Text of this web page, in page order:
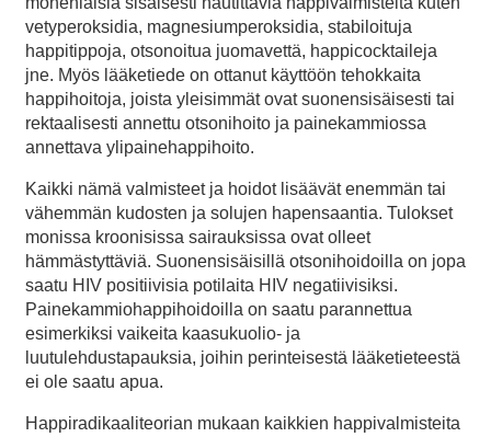
vetyperoksidia, magnesiumperoksidia, stabiloituja
happitippoja, otsonoitua juomavettä, happicocktaileja
jne. Myös lääketiede on ottanut käyttöön tehokkaita
happihoitoja, joista yleisimmät ovat suonensisäisesti tai
rektaalisesti annettu otsonihoito ja painekammiossa
annettava ylipainehappihoito.
Kaikki nämä valmisteet ja hoidot lisäävät enemmän tai
vähemmän kudosten ja solujen hapensaantia. Tulokset
monissa kroonisissa sairauksissa ovat olleet
hämmästyttäviä. Suonensisäisillä otsonihoidoilla on jopa
saatu HIV positiivisia potilaita HIV negatiivisiksi.
Painekammiohappihoidoilla on saatu parannettua
esimerkiksi vaikeita kaasukuolio- ja
luutulehdustapauksia, joihin perinteisestä lääketieteestä
ei ole saatu apua.
Happiradikaaliteorian mukaan kaikkien happivalmisteita